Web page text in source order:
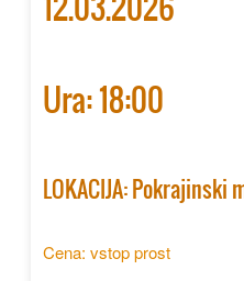
Ura: 18:00
LOKACIJA: Pokrajinski
Cena: vstop prost